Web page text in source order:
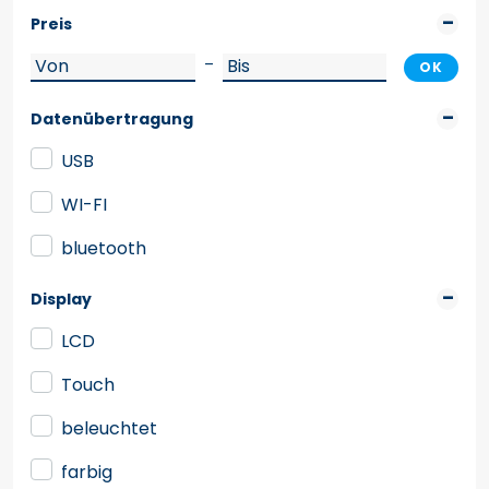
Preis
–
OK
Datenübertragung
USB
WI-FI
bluetooth
Display
LCD
Touch
beleuchtet
farbig